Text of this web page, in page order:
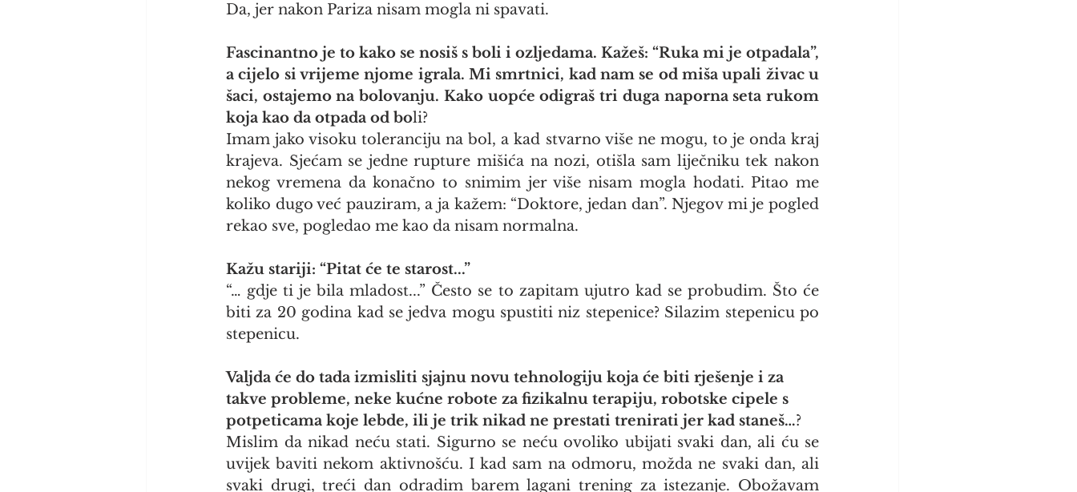
Da, jer nakon Pariza nisam mogla ni spavati.
Fascinantno je to kako se nosiš s boli i ozljedama. Kažeš: “Ruka mi je otpadala”,
a cijelo si vrijeme njome igrala. Mi smrtnici, kad nam se od miša upali živac u
šaci, ostajemo na bolovanju. Kako uopće odigraš tri duga naporna seta rukom
koja kao da otpada od boli?
Imam jako visoku toleranciju na bol, a kad stvarno više ne mogu, to je onda kraj
krajeva. Sjećam se jedne rupture mišića na nozi, otišla sam liječniku tek nakon
nekog vremena da konačno to snimim jer više nisam mogla hodati. Pitao me
koliko dugo već pauziram, a ja kažem: “Doktore, jedan dan”. Njegov mi je pogled
rekao sve, pogledao me kao da nisam normalna.
Kažu stariji: “Pitat će te starost...”
“… gdje ti je bila mladost...” Često se to zapitam ujutro kad se probudim. Što će
biti za 20 godina kad se jedva mogu spustiti niz stepenice? Silazim stepenicu po
stepenicu.
Valjda će do tada izmisliti sjajnu novu tehnologiju koja će biti rješenje i za
takve probleme, neke kućne robote za fizikalnu terapiju, robotske cipele s
potpeticama koje lebde, ili je trik nikad ne prestati trenirati jer kad staneš…?
Mislim da nikad neću stati. Sigurno se neću ovoliko ubijati svaki dan, ali ću se
uvijek baviti nekom aktivnošću. I kad sam na odmoru, možda ne svaki dan, ali
svaki drugi, treći dan odradim barem lagani trening za istezanje. Obožavam